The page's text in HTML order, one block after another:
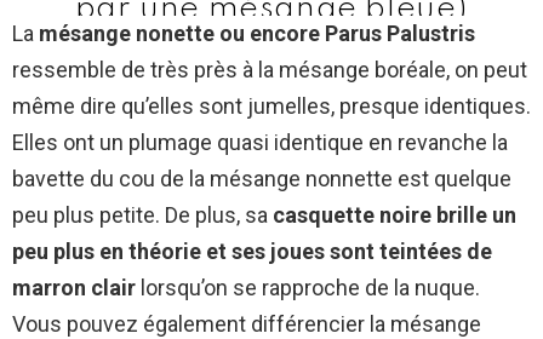
par une mésange bleue)
pic.twitter.com/GSSs4jrRsJ
— Enna Siala (@annealais)
December 9, 2021
La mésange nonette ou encore Parus Palustris
ressemble de très près à la mésange boréale, on peut
même dire qu’elles sont jumelles, presque identiques.
Elles ont un plumage quasi identique en revanche la
bavette du cou de la mésange nonnette est quelque
peu plus petite. De plus, sa casquette noire brille un
peu plus en théorie et ses joues sont teintées de
marron clair lorsqu’on se rapproche de la nuque.
Vous pouvez également différencier la mésange